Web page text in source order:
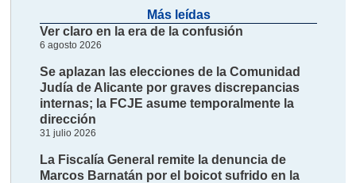
Más leídas
Ver claro en la era de la confusión
6 agosto 2026
Se aplazan las elecciones de la Comunidad
Judía de Alicante por graves discrepancias
internas; la FCJE asume temporalmente la
dirección
31 julio 2026
La Fiscalía General remite la denuncia de
Marcos Barnatán por el boicot sufrido en la